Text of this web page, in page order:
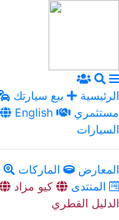
الرئيسية بيع سيارتك
English
السيارات
المعارض الماركات
المنتدى
كيو مزاد
الدليل القطري